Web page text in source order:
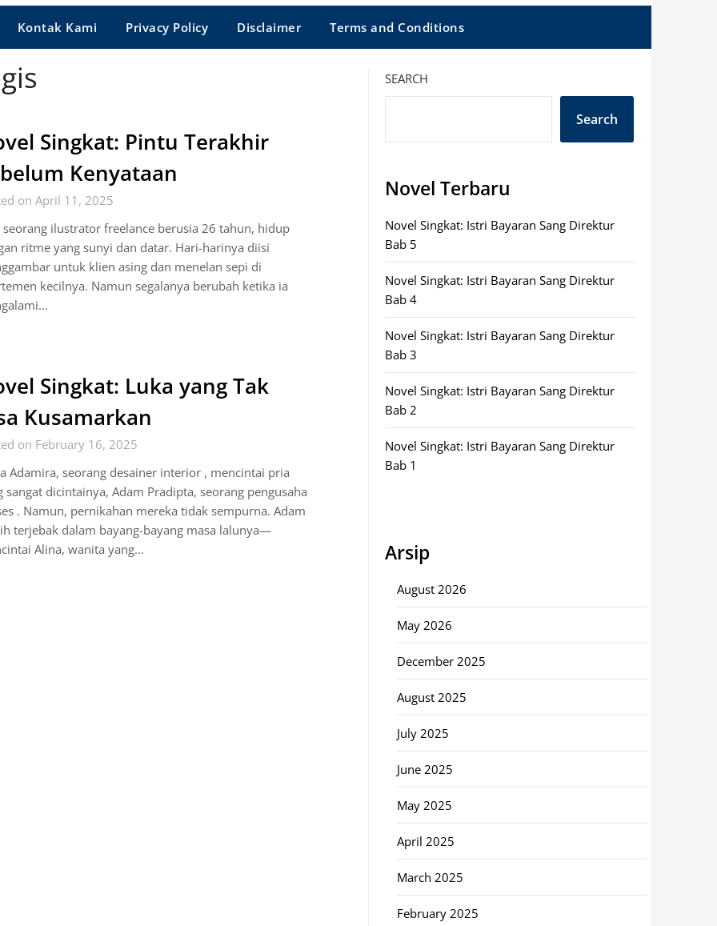
Kontak Kami Privacy Policy Disclaimer Terms and Conditions
Singkat: Pintu Terakhir
Kenyataan
on April 11, 2025
seorang ilustrator freelance berusia 26 tahun, hidup
ritme yang sunyi dan datar. Hari-harinya diisi
untuk klien asing dan menelan sepi di
kecilnya. Namun segalanya berubah ketika ia
Singkat: Luka yang Tak
Kusamarkan
on February 16, 2025
Adamira, seorang desainer interior , mencintai pria
sangat dicintainya, Adam Pradipta, seorang pengusaha
. Namun, pernikahan mereka tidak sempurna. Adam
terjebak dalam bayang-bayang masa lalunya—
Alina, wanita yang…
SEARCH
Search
Novel Terbaru
Novel Singkat: Istri Bayaran Sang Direktur
Bab 5
Novel Singkat: Istri Bayaran Sang Direktur
Bab 4
Novel Singkat: Istri Bayaran Sang Direktur
Bab 3
Novel Singkat: Istri Bayaran Sang Direktur
Bab 2
Novel Singkat: Istri Bayaran Sang Direktur
Bab 1
Arsip
August 2026
May 2026
December 2025
August 2025
July 2025
June 2025
May 2025
April 2025
March 2025
February 2025